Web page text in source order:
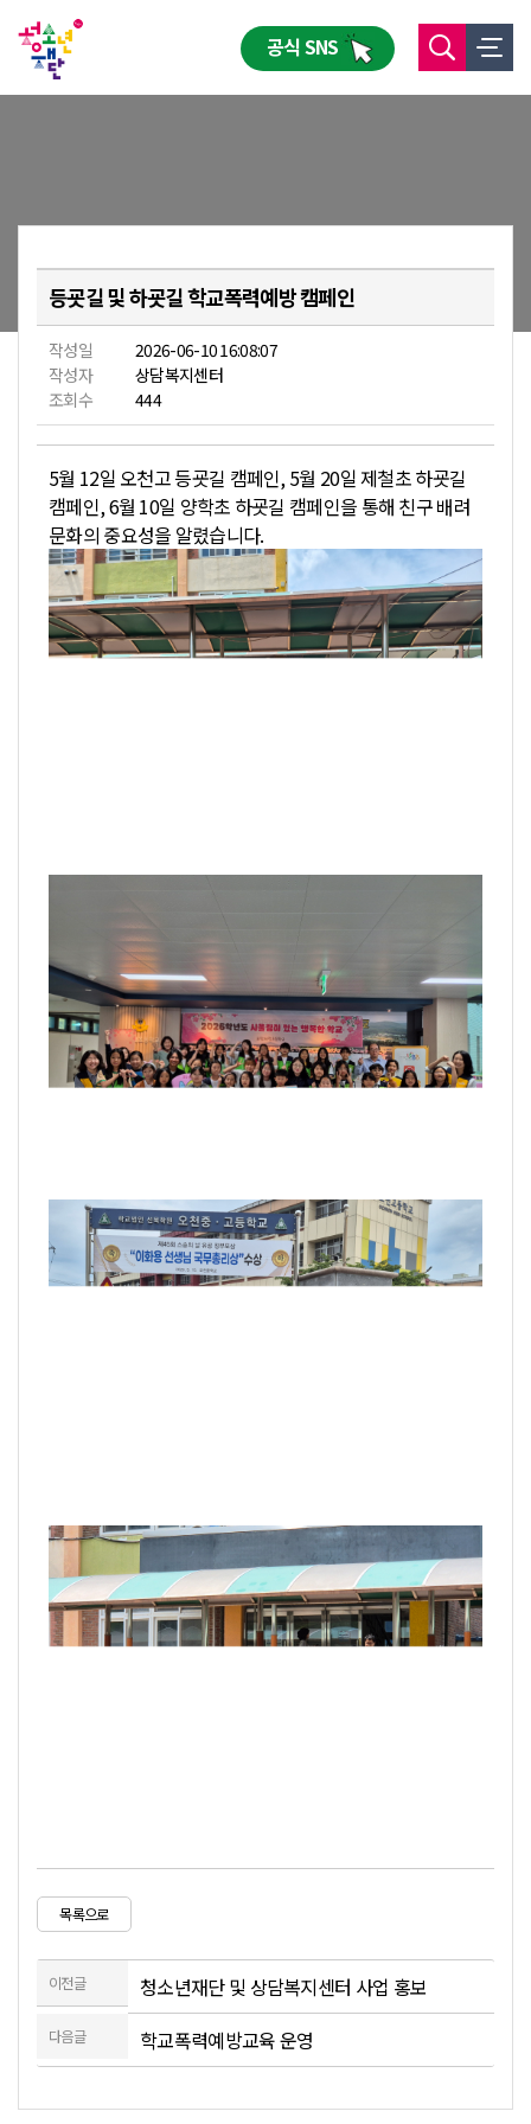
공식 SNS
등굣길 및 하굣길 학교폭력예방 캠페인
작성일
2026-06-10 16:08:07
작성자
상담복지센터
조회수
444
5월 12일 오천고 등굣길 캠페인, 5월 20일 제철초 하굣길
캠페인, 6월 10일 양학초 하굣길 캠페인을 통해 친구 배려
문화의 중요성을 알렸습니다.
목록으로
이전글 청소년재단 및 상담복지센터 사업 홍보
다음글 학교폭력예방교육 운영